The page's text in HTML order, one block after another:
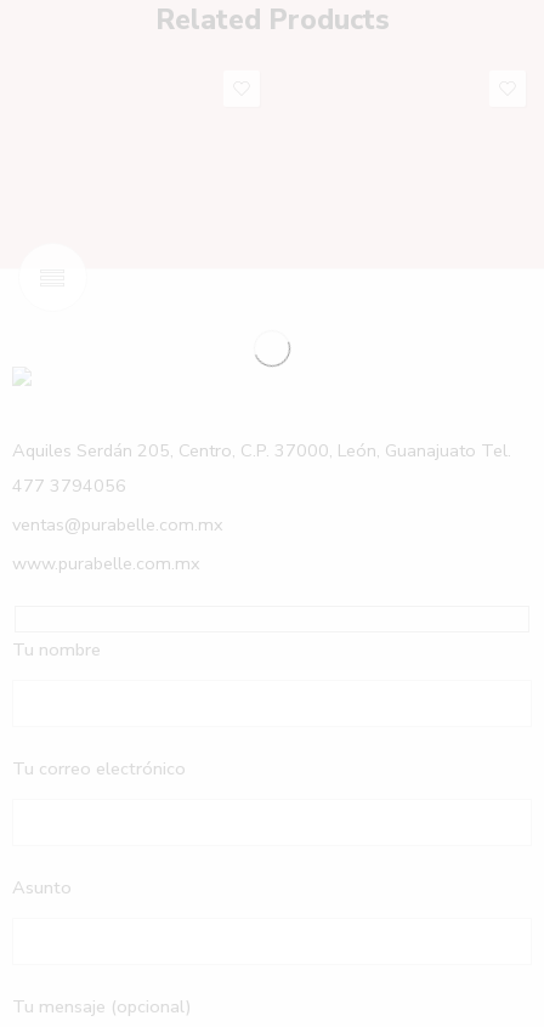
Related Products
Aquiles Serdán 205, Centro, C.P. 37000, León, Guanajuato Tel.
477 3794056
ventas@purabelle.com.mx
www.purabelle.com.mx
Tu nombre
Tu correo electrónico
Asunto
Tu mensaje (opcional)